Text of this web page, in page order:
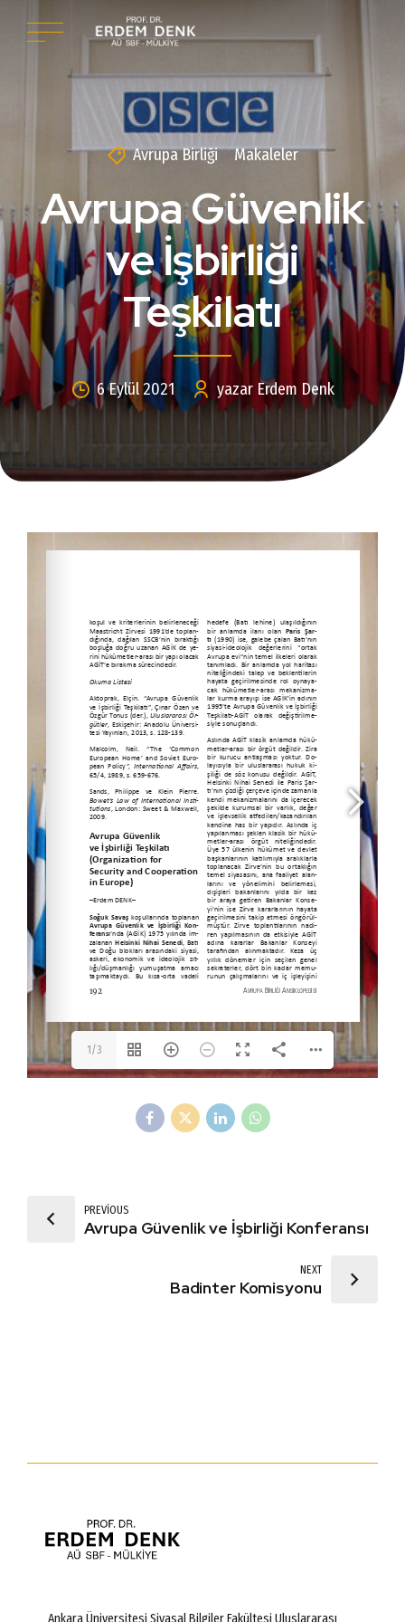
Avrupa Birliği Makaleler
Avrupa Güvenlik
ve İşbirliği
Teşkilatı
6 Eylül 2021 yazar Erdem Denk
1/3
PREVIOUS
Avrupa Güvenlik ve İşbirliği Konferansı
NEXT
Badinter Komisyonu
Ankara Üniversitesi Siyasal Bilgiler Fakültesi Uluslararası